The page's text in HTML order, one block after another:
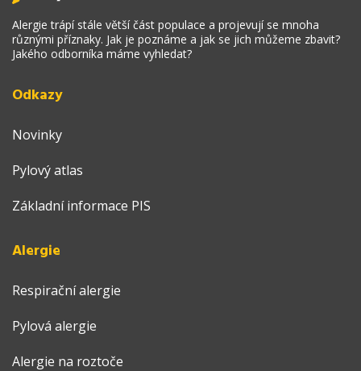
Alergie trápí stále větší část populace a projevují se mnoha
různými příznaky. Jak je poznáme a jak se jich můžeme zbavit?
Jakého odborníka máme vyhledat?
Odkazy
Novinky
Pylový atlas
Základní informace PIS
Alergie
Respirační alergie
Pylová alergie
Alergie na roztoče